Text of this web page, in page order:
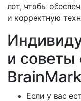
лет, чтобы
и корректную
и советы
Если у вас